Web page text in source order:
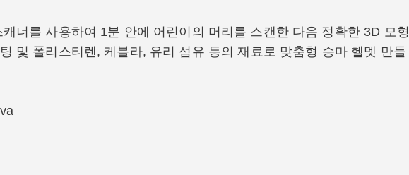
너를 사용하여 1분 안에 어린이의 머리를 스캔한 다음 정확한 3D 모형
및 폴리스티렌, 케블라, 유리 섬유 등의 재료로 맞춤형 승마 헬멧 만들